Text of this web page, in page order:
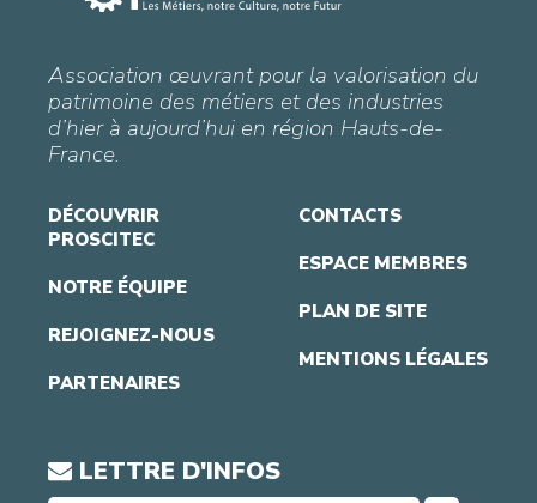
Association œuvrant pour la valorisation du
patrimoine des métiers et des industries
d’hier à aujourd’hui en région Hauts-de-
France.
DÉCOUVRIR
PROSCITEC
NOTRE ÉQUIPE
REJOIGNEZ-NOUS
PARTENAIRES
CONTACTS
ESPACE MEMBRES
PLAN DE SITE
MENTIONS LÉGALES
LETTRE D'INFOS